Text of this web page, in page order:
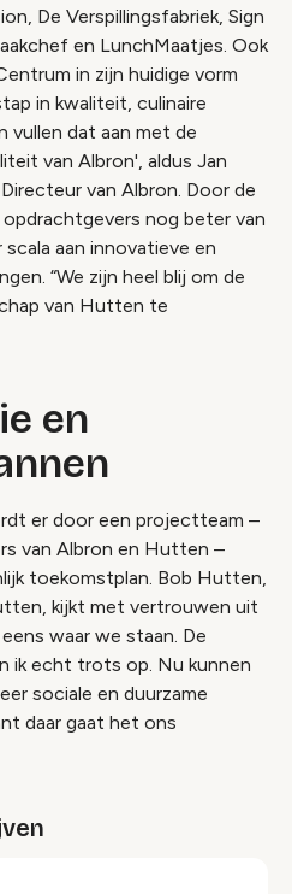
De Verspillingsfabriek, Sign
en LunchMaatjes. Ook
in zijn huidige vorm
in kwaliteit, culinaire
vullen dat aan met de
van Albron', aldus Jan
van Albron. Door de
opdrachtgevers nog beter van
aan innovatieve en
“We zijn heel blij om de
van Hutten te
en
er door een projectteam –
van Albron en Hutten –
toekomstplan. Bob Hutten,
kijkt met vertrouwen uit
waar we staan. De
ik echt trots op. Nu kunnen
sociale en duurzame
daar gaat het ons